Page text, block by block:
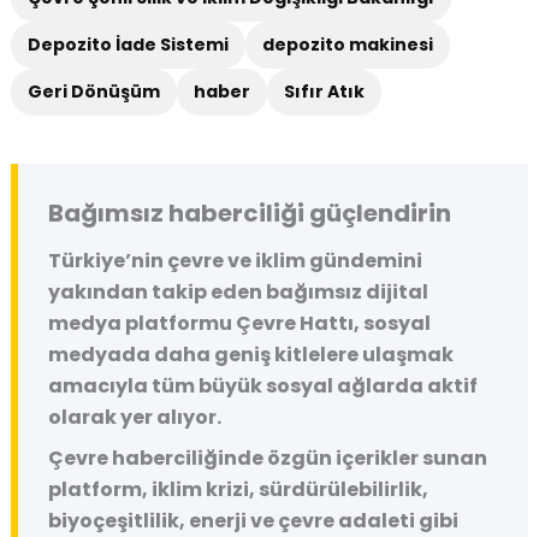
Depozito İade Sistemi
depozito makinesi
Geri Dönüşüm
haber Sıfır Atık
Bağımsız haberciliği güçlendirin
Türkiye’nin çevre ve iklim gündemini
yakından takip eden bağımsız dijital
medya platformu Çevre Hattı, sosyal
medyada daha geniş kitlelere ulaşmak
amacıyla tüm büyük sosyal ağlarda aktif
olarak yer alıyor.
Çevre haberciliğinde özgün içerikler sunan
platform, iklim krizi, sürdürülebilirlik,
biyoçeşitlilik, enerji ve çevre adaleti gibi